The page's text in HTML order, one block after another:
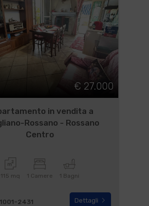
€ 27.000
in vendita a
Rossano - Rossano
Centro
115 mq 1 Camere 1 Bagni
2431 Dettagli